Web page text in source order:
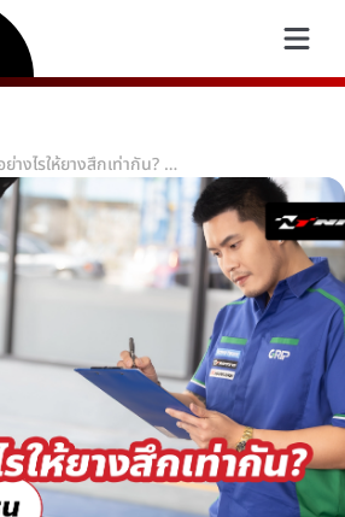
สลับยางอย่างไรให้ยางสึกเท่ากัน? และควรทำบ่อยแค่ไหน